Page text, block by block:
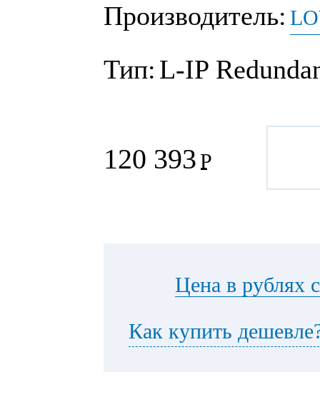
Производитель:
Тип: L-IP
120 393Р
Цена в рублях
Как купить